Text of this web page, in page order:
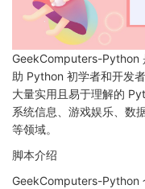
GeekComputers-Python
助 Python 初学者和开发
大量实用且易于理解的
系统信息、游戏娱乐、数
等领域。
脚本介绍
GeekComputers-Python